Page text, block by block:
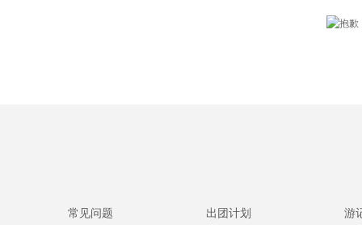
常见问题
出团计划
游